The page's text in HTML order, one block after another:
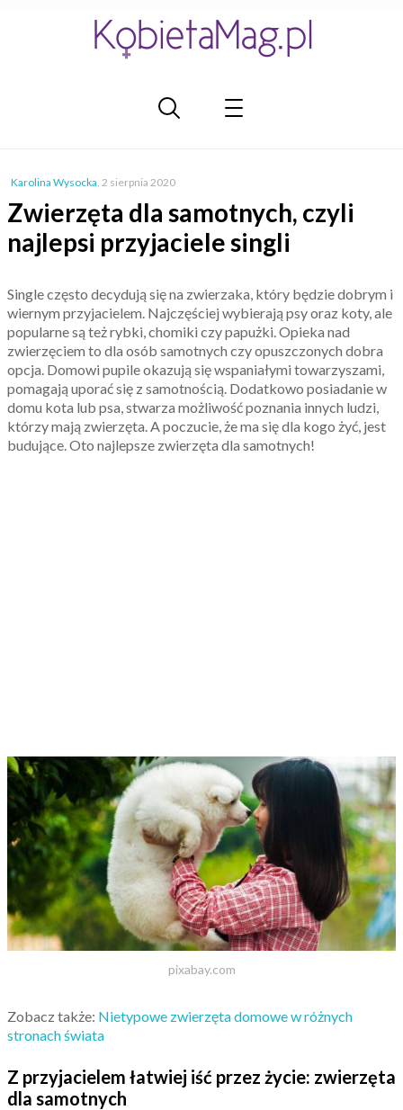
Karolina Wysocka, 2 sierpnia 2020
Zwierzęta dla samotnych, czyli
najlepsi przyjaciele singli
Single często decydują się na zwierzaka, który będzie dobrym i
wiernym przyjacielem. Najczęściej wybierają psy oraz koty, ale
popularne są też rybki, chomiki czy papużki. Opieka nad
zwierzęciem to dla osób samotnych czy opuszczonych dobra
opcja. Domowi pupile okazują się wspaniałymi towarzyszami,
pomagają uporać się z samotnością. Dodatkowo posiadanie w
domu kota lub psa, stwarza możliwość poznania innych ludzi,
którzy mają zwierzęta. A poczucie, że ma się dla kogo żyć, jest
budujące. Oto najlepsze zwierzęta dla samotnych!
pixabay.com
Zobacz także: Nietypowe zwierzęta domowe w różnych
stronach świata
Z przyjacielem łatwiej iść przez życie: zwierzęta
dla samotnych